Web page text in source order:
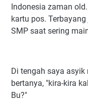
Indonesia zaman
kartu pos.
SMP saat sering
Di tengah saya
bertanya, "kira-kira
Bu?"